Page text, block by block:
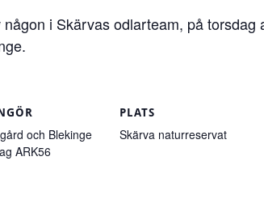
i Skärvas odlarteam, på torsdag
och Blekinge
ARK56
PLATS
Skärva naturreservat